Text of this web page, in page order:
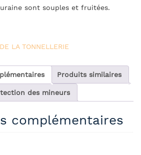
sont souples et fruitées.
LA TONNELLERIE
Produits similaires
des mineurs
complémentaires